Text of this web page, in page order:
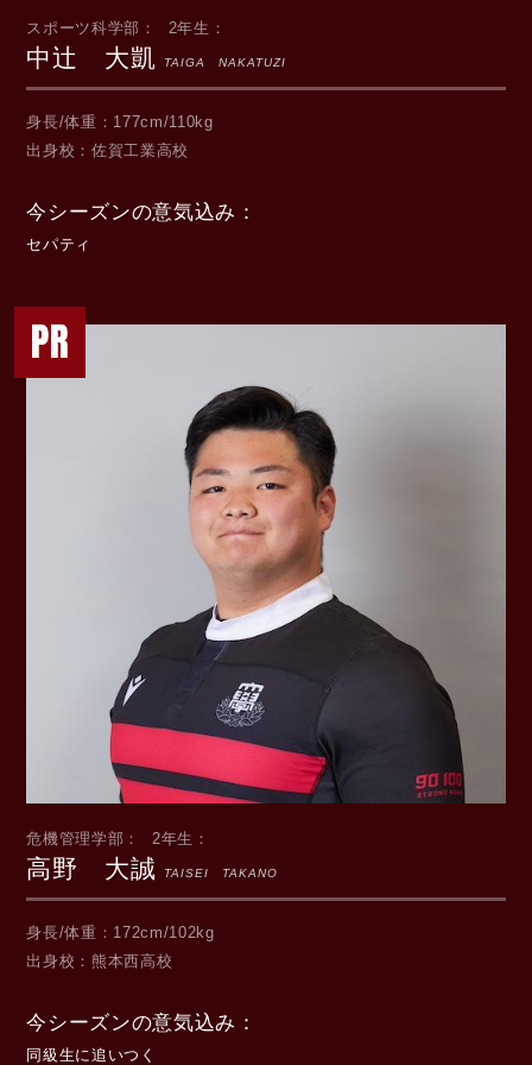
スポーツ科学部 2年生
中辻 大凱 TAIGA NAKATUZI
身長/体重
177cm/110kg
出身校
佐賀工業高校
今シーズンの意気込み
セパティ
PR
危機管理学部 2年生
高野 大誠 TAISEI TAKANO
身長/体重
172cm/102kg
出身校
熊本西高校
今シーズンの意気込み
同級生に追いつく